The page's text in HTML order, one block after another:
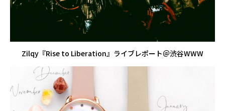
Zilqy『Rise to Liberation』ライブレポート＠渋谷WWW